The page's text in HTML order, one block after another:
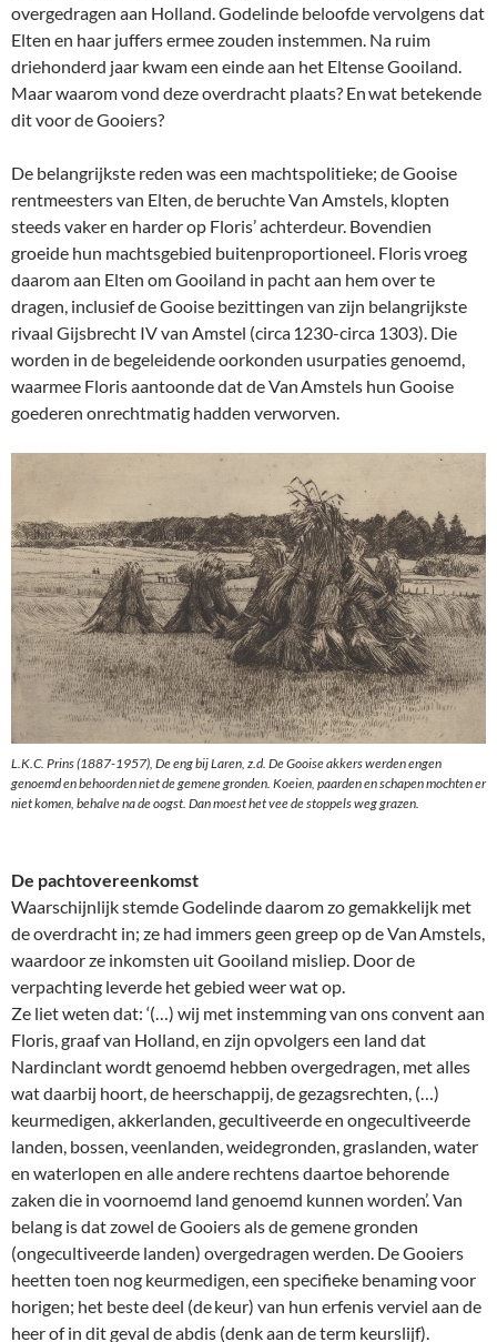
overgedragen aan Holland. Godelinde beloofde vervolgens dat
Elten en haar juffers ermee zouden instemmen. Na ruim
driehonderd jaar kwam een einde aan het Eltense Gooiland.
Maar waarom vond deze overdracht plaats? En wat betekende
dit voor de Gooiers?
De belangrijkste reden was een machtspolitieke; de Gooise
rentmeesters van Elten, de beruchte Van Amstels, klopten
steeds vaker en harder op Floris’ achterdeur. Bovendien
groeide hun machtsgebied buitenproportioneel. Floris vroeg
daarom aan Elten om Gooiland in pacht aan hem over te
dragen, inclusief de Gooise bezittingen van zijn belangrijkste
rivaal Gijsbrecht IV van Amstel (circa 1230-circa 1303). Die
worden in de begeleidende oorkonden usurpaties genoemd,
waarmee Floris aantoonde dat de Van Amstels hun Gooise
goederen onrechtmatig hadden verworven.
L.K.C. Prins (1887-1957), De eng bij Laren, z.d. De Gooise akkers werden engen
genoemd en behoorden niet de gemene gronden. Koeien, paarden en schapen mochten er
niet komen, behalve na de oogst. Dan moest het vee de stoppels weg grazen.
De pachtovereenkomst
Waarschijnlijk stemde Godelinde daarom zo gemakkelijk met
de overdracht in; ze had immers geen greep op de Van Amstels,
waardoor ze inkomsten uit Gooiland misliep. Door de
verpachting leverde het gebied weer wat op.
Ze liet weten dat: ‘(…) wij met instemming van ons convent aan
Floris, graaf van Holland, en zijn opvolgers een land dat
Nardinclant wordt genoemd hebben overgedragen, met alles
wat daarbij hoort, de heerschappij, de gezagsrechten, (…)
keurmedigen, akkerlanden, gecultiveerde en ongecultiveerde
landen, bossen, veenlanden, weidegronden, graslanden, water
en waterlopen en alle andere rechtens daartoe behorende
zaken die in voornoemd land genoemd kunnen worden’. Van
belang is dat zowel de Gooiers als de gemene gronden
(ongecultiveerde landen) overgedragen werden. De Gooiers
heetten toen nog keurmedigen, een specifieke benaming voor
horigen; het beste deel (de keur) van hun erfenis verviel aan de
heer of in dit geval de abdis (denk aan de term keurslijf).